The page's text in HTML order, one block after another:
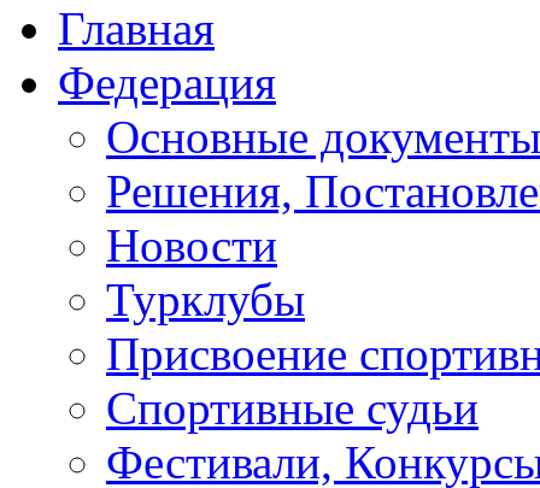
Главная
Федерация
Основные документы
Решения,
Новости
Турклубы
Присвоение
Спортивные судьи
Фестивали,